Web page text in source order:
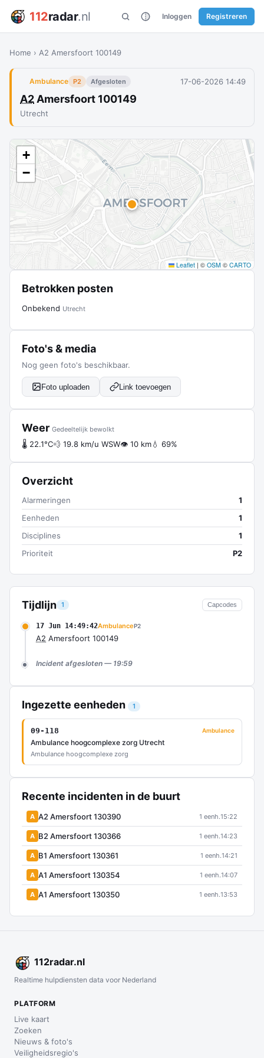
112radar.nl Inloggen Registreren
Home › A2 Amersfoort 100149
Ambulance P2 Afgesloten 17-06-2026 14:49
A2 Amersfoort 100149
Utrecht
Tijdlijn 1 Capcodes
17 Jun 14:49:42AmbulanceP2
A2 Amersfoort 100149
Incident afgesloten — 19:59
Ingezette eenheden 1
09-118 Ambulance
Ambulance hoogcomplexe zorg Utrecht
Ambulance hoogcomplexe zorg
Recente incidenten in de buurt
A A2 Amersfoort 130390 1 eenh.15:22
A B2 Amersfoort 130366 1 eenh.14:23
A B1 Amersfoort 130361 1 eenh.14:21
A A1 Amersfoort 130354 1 eenh.14:07
A A1 Amersfoort 130350 1 eenh.13:53
+
−
Leaflet | © OSM © CARTO
Betrokken posten
Onbekend Utrecht
Foto's & media
Nog geen foto's beschikbaar.
Foto uploaden Link toevoegen
Weer Gedeeltelijk bewolkt
🌡 22.1°C💨 19.8 km/u WSW👁 10 km💧 69%
Overzicht
Alarmeringen
1
Eenheden
1
Disciplines
1
Prioriteit
P2
112radar.nl
Realtime hulpdiensten data voor Nederland
PLATFORM
Live kaart
Zoeken
Nieuws & foto's
Veiligheidsregio's